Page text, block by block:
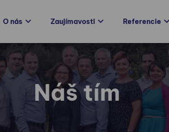
O nás Zaujímavosti Referencie
Náš tím